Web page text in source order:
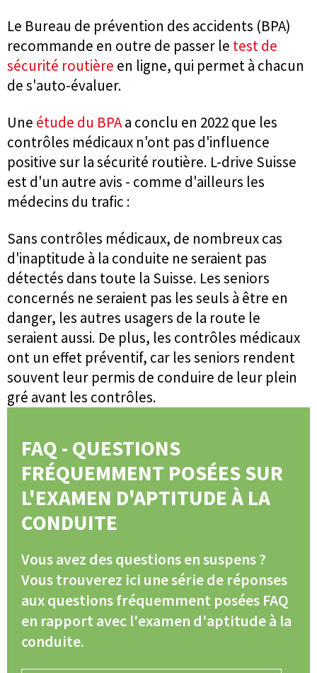
Le Bureau de prévention des accidents (BPA)
recommande en outre de passer le test de
sécurité routière en ligne, qui permet à chacun
de s'auto-évaluer.
Une étude du BPAa conclu en 2022 que les
contrôles médicaux n'ont pas d'influence
positive sur la sécurité routière. L-drive Suisse
est d'un autre avis - comme d'ailleurs les
médecins du trafic :
Sans contrôles médicaux, de nombreux cas
d'inaptitude à la conduite ne seraient pas
détectés dans toute la Suisse. Les seniors
concernés ne seraient pas les seuls à être en
danger, les autres usagers de la route le
seraient aussi. De plus, les contrôles médicaux
ont un effet préventif, car les seniors rendent
souvent leur permis de conduire de leur plein
gré avant les contrôles.
FAQ - QUESTIONS
FRÉQUEMMENT POSÉES SUR
L'EXAMEN D'APTITUDE À LA
CONDUITE
Vous avez des questions en suspens ?
Vous trouverez ici une série de réponses
aux questions fréquemment posées FAQ
en rapport avec l'examen d'aptitude à la
conduite.